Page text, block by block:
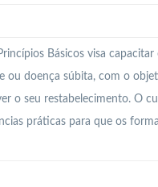
Básicos visa
ou doença súbita, com o
o seu restabelecimento. O
práticas para que os